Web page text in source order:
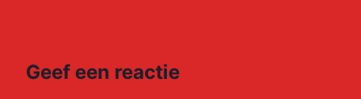
Geef een reactie